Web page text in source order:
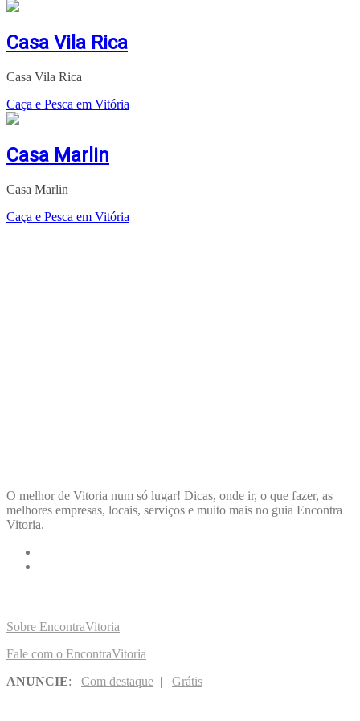
Casa Vila Rica
Casa Vila Rica
Caça e Pesca em Vitória
Casa Marlin
Casa Marlin
Caça e Pesca em Vitória
O melhor de Vitoria num só lugar! Dicas, onde ir, o que fazer, as
melhores empresas, locais, serviços e muito mais no guia Encontra
Vitoria.
Sobre EncontraVitoria
Fale com o EncontraVitoria
ANUNCIE: Com destaque | Grátis